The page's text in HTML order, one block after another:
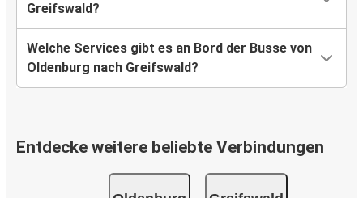
Greifswald?
Welche Services gibt es an Bord der Busse von
Oldenburg nach Greifswald?
Entdecke weitere beliebte Verbindungen